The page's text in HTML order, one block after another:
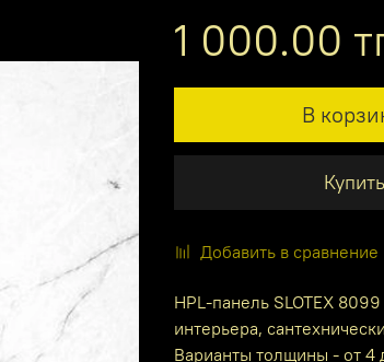
1 000.00
В
Добавить в сравнение
HPL-панель SLOTEX
интерьера,
Варианты толщины - от 4